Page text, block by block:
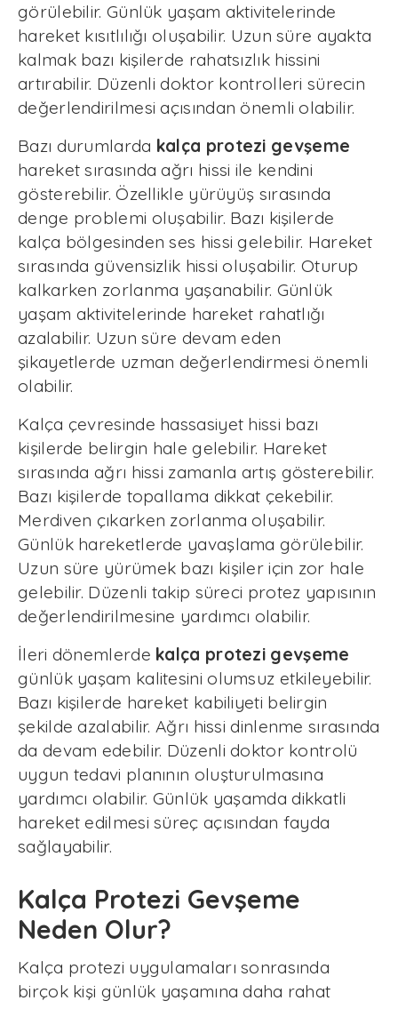
görülebilir. Günlük yaşam aktivitelerinde
hareket kısıtlılığı oluşabilir. Uzun süre ayakta
kalmak bazı kişilerde rahatsızlık hissini
artırabilir. Düzenli doktor kontrolleri sürecin
değerlendirilmesi açısından önemli olabilir.
Bazı durumlarda kalça protezi gevşeme
hareket sırasında ağrı hissi ile kendini
gösterebilir. Özellikle yürüyüş sırasında
denge problemi oluşabilir. Bazı kişilerde
kalça bölgesinden ses hissi gelebilir. Hareket
sırasında güvensizlik hissi oluşabilir. Oturup
kalkarken zorlanma yaşanabilir. Günlük
yaşam aktivitelerinde hareket rahatlığı
azalabilir. Uzun süre devam eden
şikayetlerde uzman değerlendirmesi önemli
olabilir.
Kalça çevresinde hassasiyet hissi bazı
kişilerde belirgin hale gelebilir. Hareket
sırasında ağrı hissi zamanla artış gösterebilir.
Bazı kişilerde topallama dikkat çekebilir.
Merdiven çıkarken zorlanma oluşabilir.
Günlük hareketlerde yavaşlama görülebilir.
Uzun süre yürümek bazı kişiler için zor hale
gelebilir. Düzenli takip süreci protez yapısının
değerlendirilmesine yardımcı olabilir.
İleri dönemlerde kalça protezi gevşeme
günlük yaşam kalitesini olumsuz etkileyebilir.
Bazı kişilerde hareket kabiliyeti belirgin
şekilde azalabilir. Ağrı hissi dinlenme sırasında
da devam edebilir. Düzenli doktor kontrolü
uygun tedavi planının oluşturulmasına
yardımcı olabilir. Günlük yaşamda dikkatli
hareket edilmesi süreç açısından fayda
sağlayabilir.
Kalça Protezi Gevşeme
Neden Olur?
Kalça protezi uygulamaları sonrasında
birçok kişi günlük yaşamına daha rahat